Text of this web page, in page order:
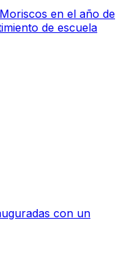
en el año de
de escuela
con un